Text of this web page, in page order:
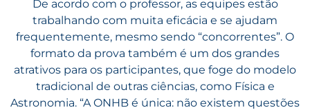
De acordo com o professor, as equipes estão
trabalhando com muita eficácia e se ajudam
frequentemente, mesmo sendo “concorrentes”. O
formato da prova também é um dos grandes
atrativos para os participantes, que foge do modelo
tradicional de outras ciências, como Física e
Astronomia. “A ONHB é única: não existem questões